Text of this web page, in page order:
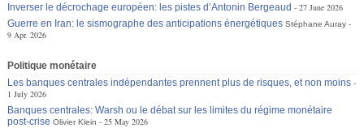
Inverser le décrochage européen: les pistes d’Antonin Bergeaud
27 June 2026
Guerre en Iran: le sismographe des anticipations énergétiques Stéphane Auray
9 Apr. 2026
Politique monétaire
Les banques centrales indépendantes prennent plus de risques, et non moins
1 July 2026
Banques centrales: Warsh ou le débat sur les limites du régime monétaire
post-crise Olivier Klein
25 May 2026